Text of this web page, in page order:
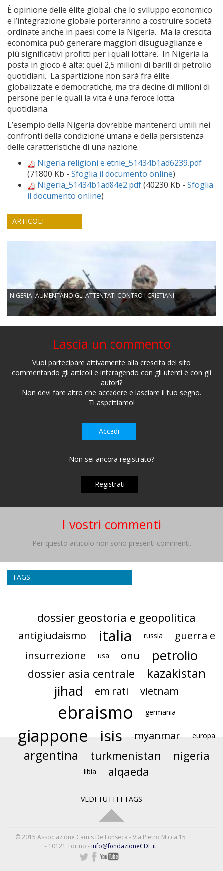
È opinione delle élite globali che lo sviluppo economico
e l’integrazione globale porteranno a costruire società
ordinate anche in paesi come la Nigeria. Ma la crescita
economica può generare maggiori disuguaglianze e
più significativi profitti per i quali lottare. In Nigeria la
posta in gioco è alta: quei 2,5 milioni di barili di petrolio
quotidiani. La spartizione non sarà fra élite
globalizzate e democratiche, ma tra decine di milioni di
persone per le quali la vita è una feroce lotta
quotidiana.
L’esempio della Nigeria dovrebbe mantenerci umili nei
confronti della condizione umana e della persistenza
delle caratteristiche di una nazione.
Nigeria religioni e etnie_51434b1ad6239.pdf
(71800 Kb - Sfoglia il documento online)
Nigeria_51434b1ad84e2.pdf(40230 Kb - Sfoglia
il documento online)
ARTICOLI
NIGERIA: AUMENTANO GLI ATTENTATI CONTRO I CRISTIANI
Lascia un commento
Vuoi partecipare attivamente alla crescita del sito
commentando gli articoli e interagendo con gli utenti e con gli
autori?
Non devi fare altro che accedere e lasciare il tuo segno.
Ti aspettiamo!
Accedi
Non sei ancora registrato?
Registrati
I vostri commenti
Per questo articolo non sono presenti commenti.
TAGS
dossier geostoria e geopolitica
antigiudaismo italia russia
guerra e
insurrezione
usa onu petrolio
dossier asia centrale kazakistan
jihad emirati vietnam
ebraismo germania
giappone isis myanmar europa
argentina turkmenistan nigeria
libia alqaeda
VEDI TUTTI I TAGS
© 2015 Associazione Camis De Fonseca - Via Pietro Micca 15
- 10121 Torino - info@fondazioneCDF.it